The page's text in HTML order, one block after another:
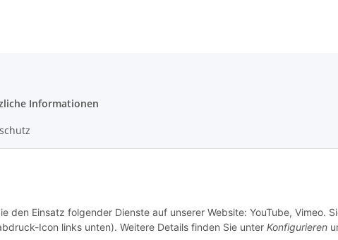
Informationen
den Einsatz folgender Dienste auf unserer Website: YouTube, Vimeo.
Icon links unten). Weitere Details finden Sie unter Konfigurieren